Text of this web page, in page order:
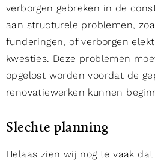
verborgen gebreken in de
aan structurele problemen,
funderingen, of verborgen
kwesties. Deze problemen
opgelost worden voordat de
renovatiewerken kunnen
Slechte planning
Helaas zien wij nog te vaak dat